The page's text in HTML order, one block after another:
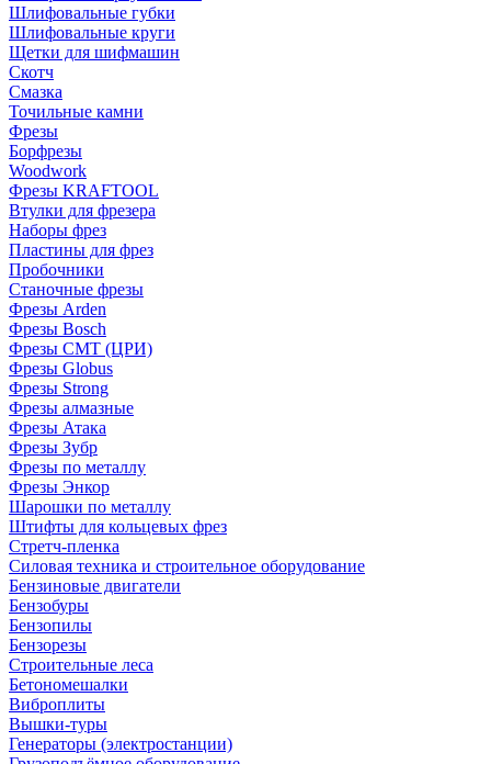
Шлифовальные губки
Шлифовальные круги
Щетки для шифмашин
Скотч
Смазка
Точильные камни
Фрезы
Борфрезы
Woodwork
Фрезы KRAFTOOL
Втулки для фрезера
Наборы фрез
Пластины для фрез
Пробочники
Станочные фрезы
Фрезы Arden
Фрезы Bosch
Фрезы CMT (ЦРИ)
Фрезы Globus
Фрезы Strong
Фрезы алмазные
Фрезы Атака
Фрезы Зубр
Фрезы по металлу
Фрезы Энкор
Шарошки по металлу
Штифты для кольцевых фрез
Стретч-пленка
Силовая техника и строительное оборудование
Бензиновые двигатели
Бензобуры
Бензопилы
Бензорезы
Строительные леса
Бетономешалки
Виброплиты
Вышки-туры
Генераторы (электростанции)